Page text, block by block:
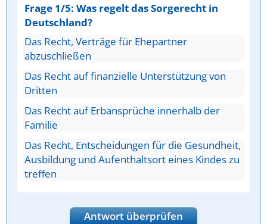
Frage 1/5: Was regelt das Sorgerecht in
Deutschland?
Das Recht, Verträge für Ehepartner
abzuschließen
Das Recht auf finanzielle Unterstützung von
Dritten
Das Recht auf Erbansprüche innerhalb der
Familie
Das Recht, Entscheidungen für die Gesundheit,
Ausbildung und Aufenthaltsort eines Kindes zu
treffen
Antwort überprüfen